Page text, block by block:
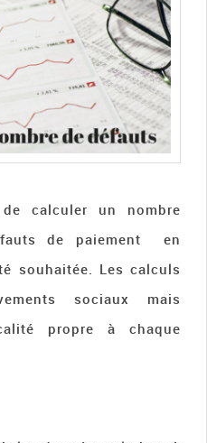
calculer un nombre
de paiement en
souhaitée. Les calculs
sociaux mais
propre à chaque